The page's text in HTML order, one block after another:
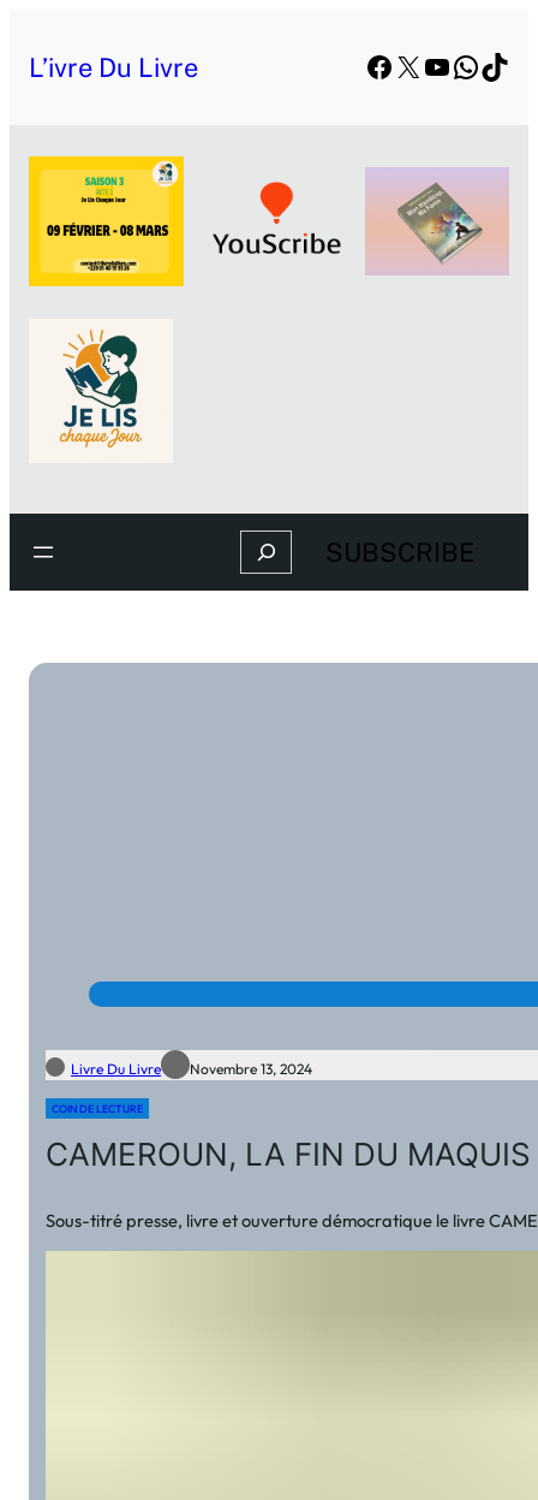
L’ivre Du Livre Facebook
X YouTube
Search SUBSCRIBE
Livre Du Livre Novembre 13, 2024
COIN DE LECTURE
CAMEROUN, LA FIN DU
Sous-titré presse, livre et ouverture démocratique le livre